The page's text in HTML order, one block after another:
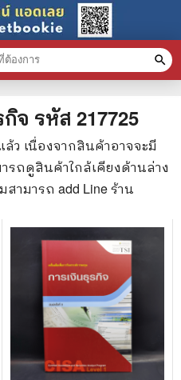
จ รหัส 217725
ว เนื่องจากสินค้าอาจจะมี
ถดูสินค้าใกล้เคียงด้านล่าง
ามารถ add Line ร้าน
search
สินค้า